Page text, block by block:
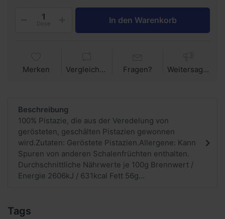
Dose In den Warenkorb
Merken Vergleichen Fragen? Weitersagen
Beschreibung
100% Pistazie, die aus der Veredelung von
gerösteten, geschälten Pistazien gewonnen
wird.Zutaten: Geröstete Pistazien.Allergene: Kann
Spuren von anderen Schalenfrüchten enthalten.
Durchschnittliche Nährwerte je 100g Brennwert /
Energie 2606kJ / 631kcal Fett 56g...
Tags